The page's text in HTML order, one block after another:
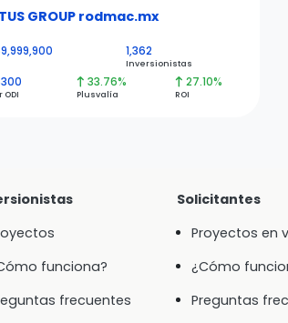
GROUP rodmac.mx
1,362
Inversionistas
ODI
33.76%
Plusvalía
27.10%
ROI
funciona?
frecuentes
Solicitantes
Proyectos en
¿Cómo
Preguntas